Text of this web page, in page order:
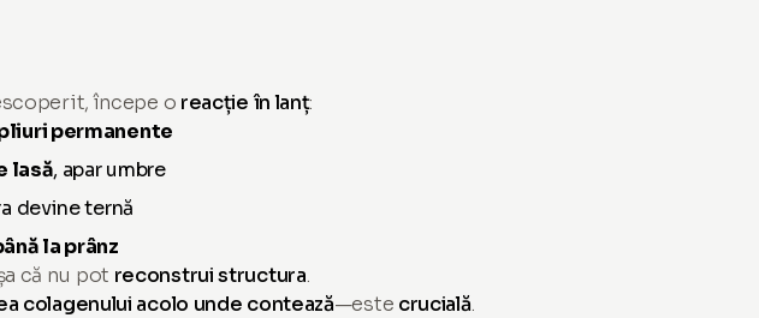
începe o reacție în lanț:
permanente
lasă, apar umbre
devine ternă
la prânz
că nu pot reconstrui structura.
colagenului acolo unde contează—este crucială.